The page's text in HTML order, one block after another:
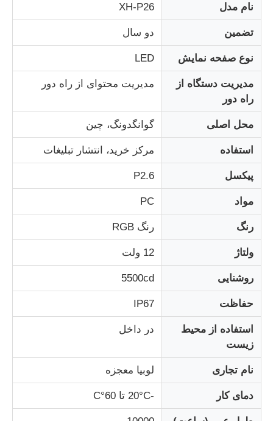
خانه
محصولات
درباره ما
کارخانه تور
کنترل کیفیت
با ما تماس بگیرید
اخبار
همه موارد
درخواست قیمت
صفحه مش LED
نام مدل XH-P26
تضمین دو سال
نوع صفحه نمایش LED
مدیریت دستگاه از
راه دور
مدیریت محتوای از راه دور
محل اصلی گوانگدونگ، چین
استفاده مرکز خرید، انتشار تبلیغات
پیکسل P2.6
مواد PC
رنگ رنگ RGB
ولتاژ 12 ولت
روشنایی 5500cd
حفاظت IP67
استفاده از محیط
زیست
در داخل
نام تجاری لوبیا معجزه
دمای کار -20°C تا 60°C